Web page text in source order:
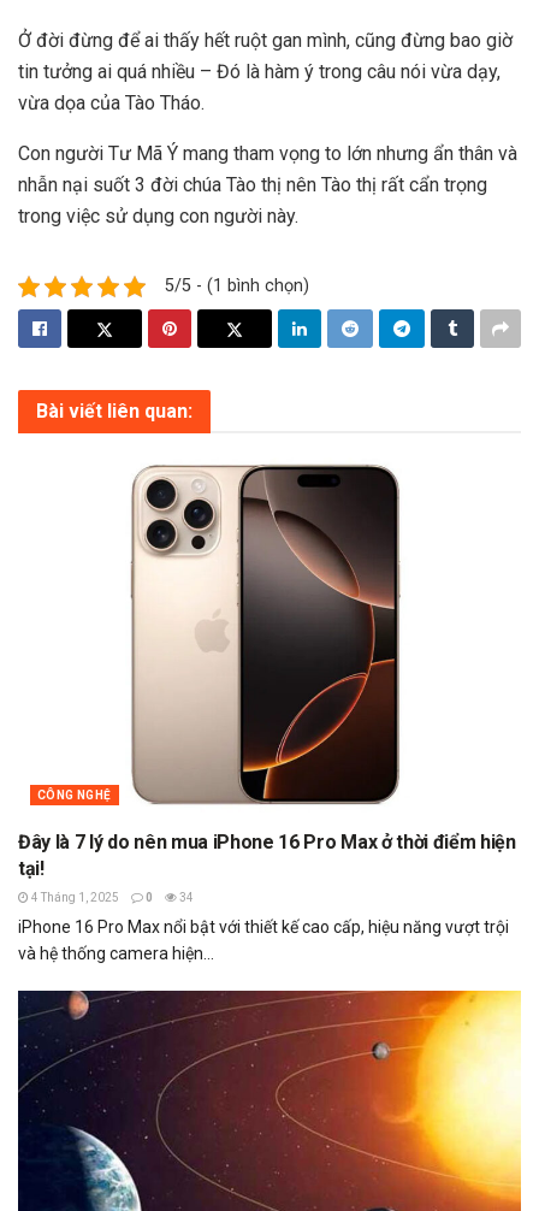
Ở đời đừng để ai thấy hết ruột gan mình, cũng đừng bao giờ
tin tưởng ai quá nhiều – Đó là hàm ý trong câu nói vừa dạy,
vừa dọa của Tào Tháo.
Con người Tư Mã Ý mang tham vọng to lớn nhưng ẩn thân và
nhẫn nại suốt 3 đời chúa Tào thị nên Tào thị rất cẩn trọng
trong việc sử dụng con người này.
5/5 - (1 bình chọn)
Bài viết liên quan:
CÔNG NGHỆ
Đây là 7 lý do nên mua iPhone 16 Pro Max ở thời điểm hiện
tại!
4 Tháng 1, 2025 0 34
iPhone 16 Pro Max nổi bật với thiết kế cao cấp, hiệu năng vượt trội
và hệ thống camera hiện...